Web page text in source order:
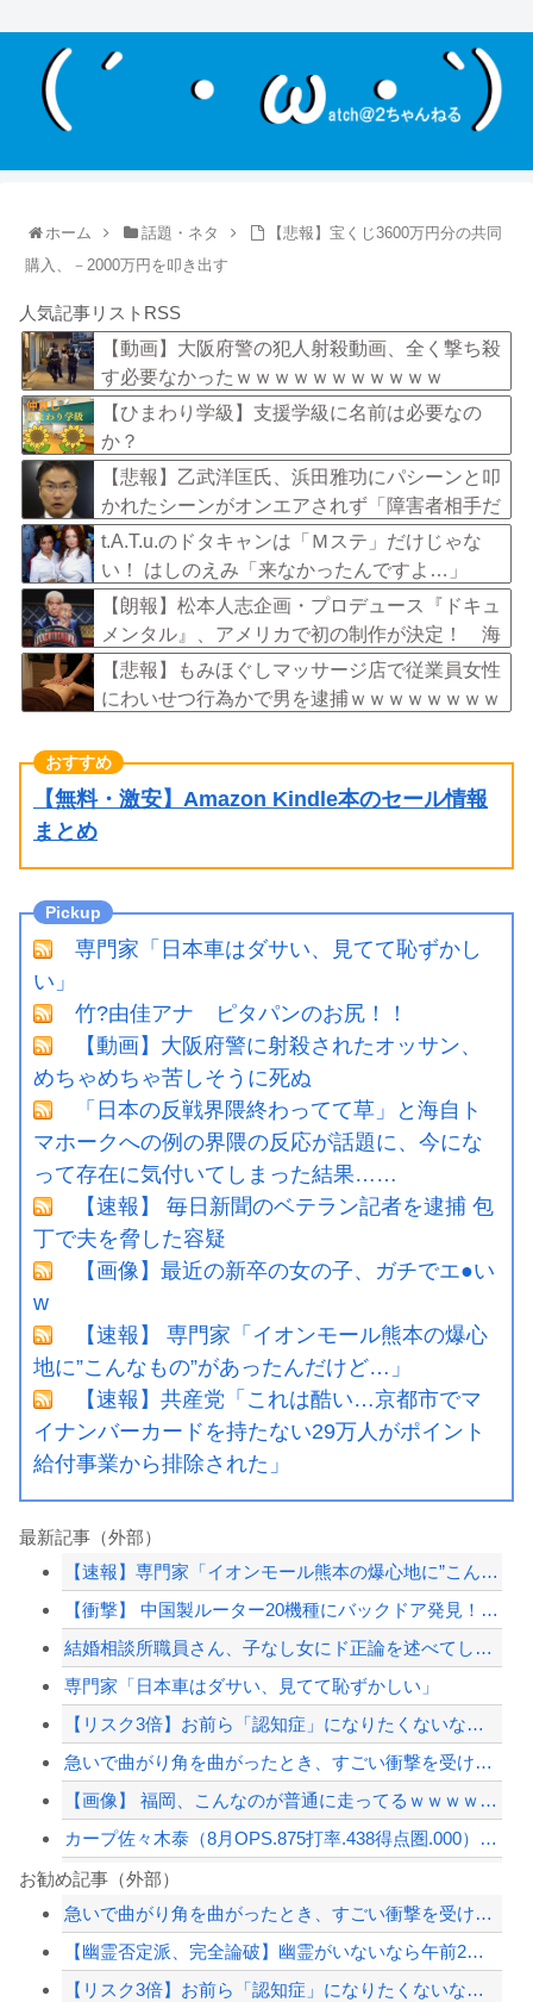
ホーム 話題・ネタ
【悲報】宝くじ3600万円分の共同
購入、－2000万円を叩き出す
人気記事リストRSS
【動画】大阪府警の犯人射殺動画、全く撃ち殺
す必要なかったｗｗｗｗｗｗｗｗｗｗｗ
【ひまわり学級】支援学級に名前は必要なの
か？
【悲報】乙武洋匡氏、浜田雅功にパシーンと叩
かれたシーンがオンエアされず「障害者相手だ
と放送されなくなる。俺、逆差別だと思って」
t.A.T.u.のドタキャンは「Ｍステ」だけじゃな
い！ はしのえみ「来なかったんですよ…」
【朗報】松本人志企画・プロデュース『ドキュ
メンタル』、アメリカで初の制作が決定！ 海
外タイトル『LOL』として世界25ヶ国・地域で
展開
【悲報】もみほぐしマッサージ店で従業員女性
にわいせつ行為かで男を逮捕ｗｗｗｗｗｗｗｗ
【無料・激安】Amazon Kindle本のセール情報
まとめ
専門家「日本車はダサい、見てて恥ずかし
い」
竹?由佳アナ ピタパンのお尻！！
【動画】大阪府警に射殺されたオッサン、
めちゃめちゃ苦しそうに死ぬ
「日本の反戦界隈終わってて草」と海自ト
マホークへの例の界隈の反応が話題に、今にな
って存在に気付いてしまった結果……
【速報】 毎日新聞のベテラン記者を逮捕 包
丁で夫を脅した容疑
【画像】最近の新卒の女の子、ガチでエ●い
w
【速報】 専門家「イオンモール熊本の爆心
地に”こんなもの”があったんだけど…」
【速報】共産党「これは酷い…京都市でマ
イナンバーカードを持たない29万人がポイント
給付事業から排除された」
最新記事（外部）
【速報】専門家「イオンモール熊本の爆心地に”こんなもの”があったんだけど…」
【衝撃】 中国製ルーター20機種にバックドア発見！ ネットに繋ぐだけで35秒ごと...
結婚相談所職員さん、子なし女にド正論を述べてしまう…
専門家「日本車はダサい、見てて恥ずかしい」
【リスク3倍】お前ら「認知症」になりたくないなら酒をやめろ
急いで曲がり角を曲がったとき、すごい衝撃を受けてリアルに2ｍくらいふっとんだ
【画像】 福岡、こんなのが普通に走ってるｗｗｗｗｗｗｗｗｗｗｗｗｗｗｗｗｗｗｗｗ...
カープ佐々木泰（8月OPS.875打率.438得点圏.000）←1番に置いた方が...
【画像】髪型が完全に『鬼頭』な女キャラwwwwww
【衝撃】中国製ルーター20機種にバックドア発見！ ネットに繋ぐだけで35秒ごとに...
【草】アル中「水飲みたくない！」 グラス「はい転倒」
お勧め記事（外部）
急いで曲がり角を曲がったとき、すごい衝撃を受けてリアルに2ｍくらいふっとんだ
【幽霊否定派、完全論破】幽霊がいないなら午前2時に一人で墓石を木刀で叩き割れるよ...
【リスク3倍】お前ら「認知症」になりたくないなら酒をやめろ